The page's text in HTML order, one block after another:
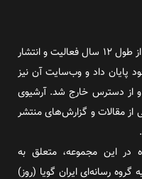
روز آنلاین روزنامه‌ای اینترنتی بود که پس از طول ۱۲ سال فعالیت و انتشار
به فعالیت خود پایان داد و وب‌سایت آن نیز
از دسترس خارج شد. آرشیوی
مقالات و گزارش‌های منتشر
در این مجموعه، متعلق به
رسانه‌ای ایران گویا (روز)